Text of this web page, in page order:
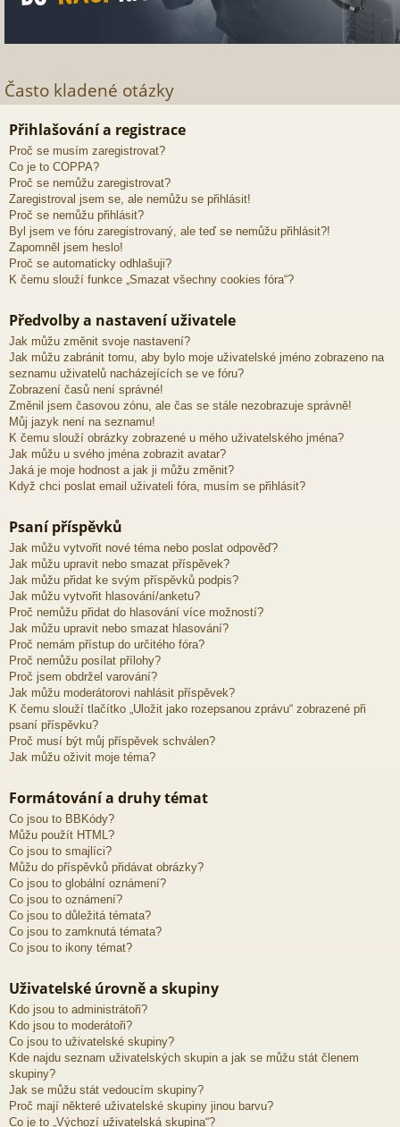
Často kladené otázky
Přihlašování a registrace
Proč se musím zaregistrovat?
Co je to COPPA?
Proč se nemůžu zaregistrovat?
Zaregistroval jsem se, ale nemůžu se přihlásit!
Proč se nemůžu přihlásit?
Byl jsem ve fóru zaregistrovaný, ale teď se nemůžu přihlásit?!
Zapomněl jsem heslo!
Proč se automaticky odhlašuji?
K čemu slouží funkce „Smazat všechny cookies fóra“?
Předvolby a nastavení uživatele
Jak můžu změnit svoje nastavení?
Jak můžu zabránit tomu, aby bylo moje uživatelské jméno zobrazeno na
seznamu uživatelů nacházejících se ve fóru?
Zobrazení časů není správné!
Změnil jsem časovou zónu, ale čas se stále nezobrazuje správně!
Můj jazyk není na seznamu!
K čemu slouží obrázky zobrazené u mého uživatelského jména?
Jak můžu u svého jména zobrazit avatar?
Jaká je moje hodnost a jak ji můžu změnit?
Když chci poslat email uživateli fóra, musím se přihlásit?
Psaní příspěvků
Jak můžu vytvořit nové téma nebo poslat odpověď?
Jak můžu upravit nebo smazat příspěvek?
Jak můžu přidat ke svým příspěvků podpis?
Jak můžu vytvořit hlasování/anketu?
Proč nemůžu přidat do hlasování více možností?
Jak můžu upravit nebo smazat hlasování?
Proč nemám přístup do určitého fóra?
Proč nemůžu posílat přílohy?
Proč jsem obdržel varování?
Jak můžu moderátorovi nahlásit příspěvek?
K čemu slouží tlačítko „Uložit jako rozepsanou zprávu“ zobrazené při
psaní příspěvku?
Proč musí být můj příspěvek schválen?
Jak můžu oživit moje téma?
Formátování a druhy témat
Co jsou to BBKódy?
Můžu použít HTML?
Co jsou to smajlíci?
Můžu do příspěvků přidávat obrázky?
Co jsou to globální oznámení?
Co jsou to oznámení?
Co jsou to důležitá témata?
Co jsou to zamknutá témata?
Co jsou to ikony témat?
Uživatelské úrovně a skupiny
Kdo jsou to administrátoři?
Kdo jsou to moderátoři?
Co jsou to uživatelské skupiny?
Kde najdu seznam uživatelských skupin a jak se můžu stát členem
skupiny?
Jak se můžu stát vedoucím skupiny?
Proč mají některé uživatelské skupiny jinou barvu?
Co je to „Výchozí uživatelská skupina“?